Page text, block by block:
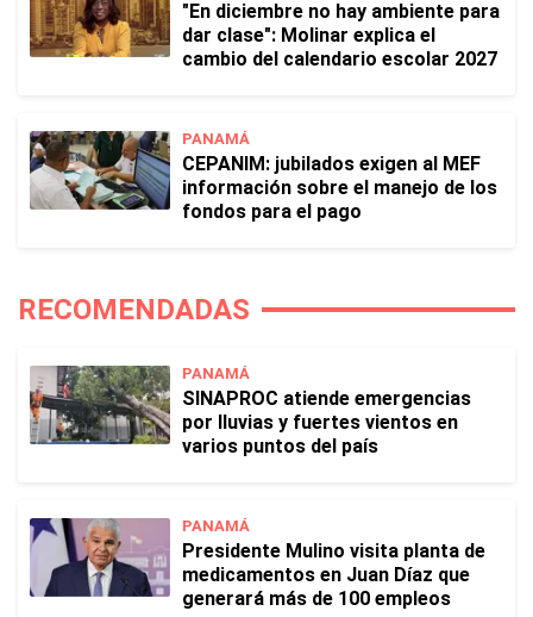
"En diciembre no hay ambiente para
dar clase": Molinar explica el
cambio del calendario escolar 2027
PANAMÁ
CEPANIM: jubilados exigen al MEF
información sobre el manejo de los
fondos para el pago
RECOMENDADAS
PANAMÁ
SINAPROC atiende emergencias
por lluvias y fuertes vientos en
varios puntos del país
PANAMÁ
Presidente Mulino visita planta de
medicamentos en Juan Díaz que
generará más de 100 empleos